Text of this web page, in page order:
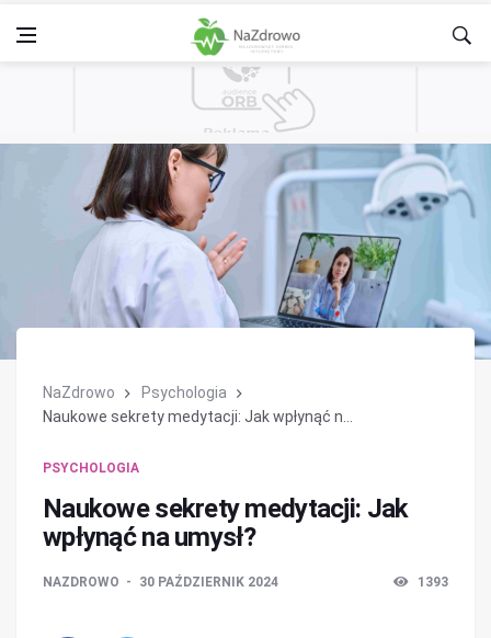
NaZdrowo
Psychologia
Naukowe sekrety medytacji: Jak wpłynąć n...
PSYCHOLOGIA
Naukowe sekrety medytacji: Jak
wpłynąć na umysł?
NAZDROWO 30 PAŹDZIERNIK 2024 1393